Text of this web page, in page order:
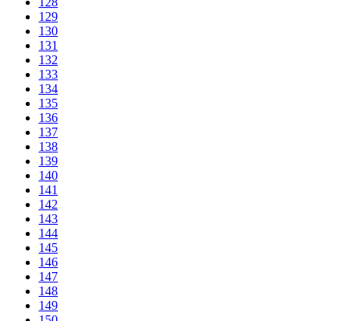
129
130
131
132
133
134
135
136
137
138
139
140
141
142
143
144
145
146
147
148
149